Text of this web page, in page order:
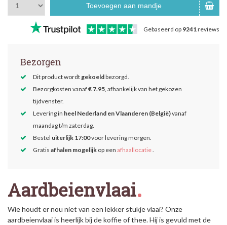
Toevoegen aan mandje
Gebaseerd op 9241reviews
Bezorgen
Dit product wordtgekoeldbezorgd.
Bezorgkosten vanaf€ 7.95, afhankelijk van het gekozen
tijdvenster.
Levering in heel Nederland en Vlaanderen (België)vanaf
maandag t/m zaterdag.
Bestel uiterlijk 17:00voor levering morgen.
Gratis afhalen mogelijk op een afhaallocatie.
Aardbeienvlaai
Wie houdt er nou niet van een lekker stukje vlaai? Onze
aardbeienvlaai is heerlijk bij de koffie of thee. Hij is gevuld met de